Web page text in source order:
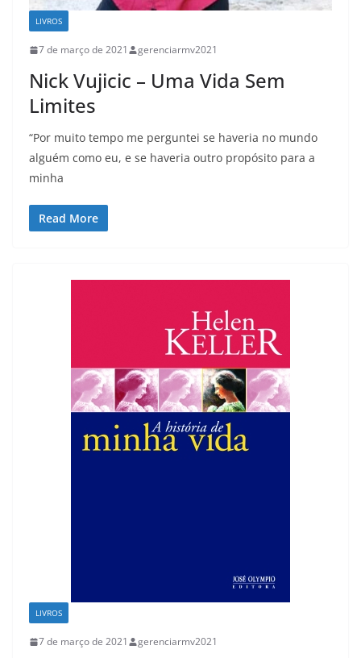
LIVROS
7 de março de 2021 gerenciarmv2021
Nick Vujicic – Uma Vida Sem
Limites
“Por muito tempo me perguntei se haveria no mundo
alguém como eu, e se haveria outro propósito para a
minha
Read More
LIVROS
7 de março de 2021 gerenciarmv2021